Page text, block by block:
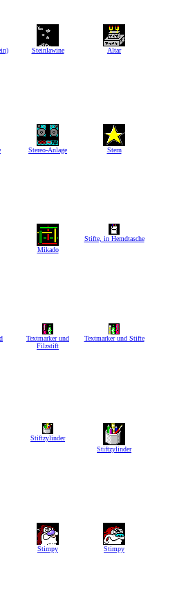
Steinlawine Altar
Stereo-Anlage Stern
Mikado
Stifte, in Hemdtasche
Textmarker und
Filzstift
Textmarker und Stifte
Stiftzylinder
Stiftzylinder
Stimpy Stimpy